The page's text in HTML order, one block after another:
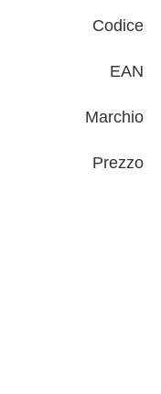
Codice
EAN
Marchio
Prezzo